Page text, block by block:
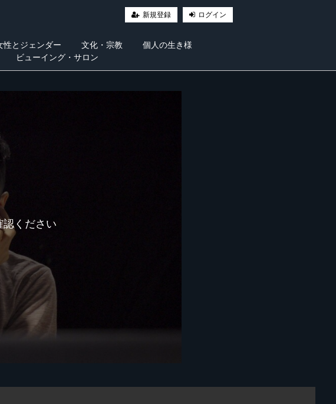
新規登録 ログイン
性とジェンダー 文化・宗教
個人の生き様
ビューイング・サロン
ください